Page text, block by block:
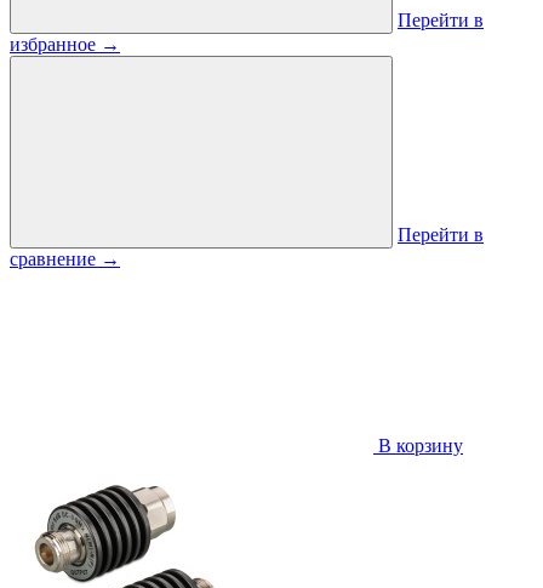
Перейти в
избранное →
Перейти в
сравнение →
В корзину